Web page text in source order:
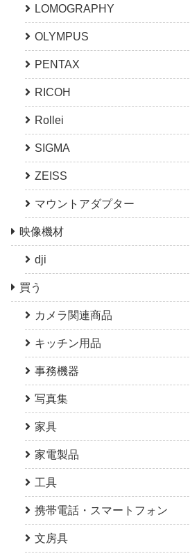
LOMOGRAPHY
OLYMPUS
PENTAX
RICOH
Rollei
SIGMA
ZEISS
マウントアダプター
映像機材
dji
買う
カメラ関連商品
キッチン用品
事務機器
写真集
家具
家電製品
工具
携帯電話・スマートフォン
文房具